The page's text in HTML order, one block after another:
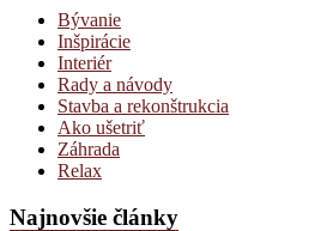
Bývanie
Inšpirácie
Interiér
Rady a návody
Stavba a rekonštrukcia
Ako ušetriť
Záhrada
Relax
Najnovšie články